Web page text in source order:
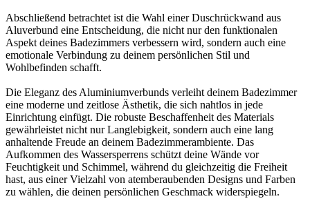
Abschließend betrachtet ist die Wahl einer Duschrückwand aus
Aluverbund eine Entscheidung, die nicht nur den funktionalen
Aspekt deines Badezimmers verbessern wird, sondern auch eine
emotionale Verbindung zu deinem persönlichen Stil und
Wohlbefinden schafft.
Die Eleganz des Aluminiumverbunds verleiht deinem Badezimmer
eine moderne und zeitlose Ästhetik, die sich nahtlos in jede
Einrichtung einfügt. Die robuste Beschaffenheit des Materials
gewährleistet nicht nur Langlebigkeit, sondern auch eine lang
anhaltende Freude an deinem Badezimmerambiente. Das
Aufkommen des Wassersperrens schützt deine Wände vor
Feuchtigkeit und Schimmel, während du gleichzeitig die Freiheit
hast, aus einer Vielzahl von atemberaubenden Designs und Farben
zu wählen, die deinen persönlichen Geschmack widerspiegeln.